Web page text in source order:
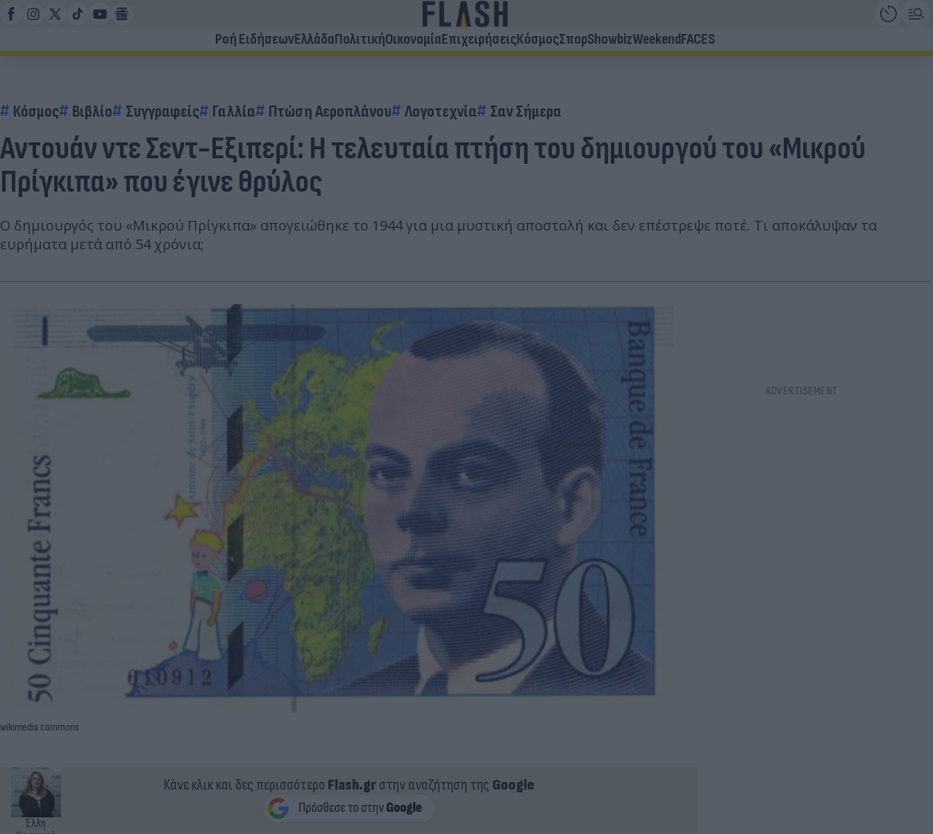
Ροή ΕιδήσεωνΕλλάδαΠολιτικήΟικονομίαΕπιχειρήσειςΚόσμοςΣπορShowbizWeekendFACES
Κόσμος Βιβλίο Συγγραφείς Γαλλία Πτώση Αεροπλάνου Λογοτεχνία Σαν Σήμερα
Αντουάν ντε Σεντ-Εξιπερί: Η τελευταία πτήση του δημιουργού του «Μικρού
Πρίγκιπα» που έγινε θρύλος
Ο δημιουργός του «Μικρού Πρίγκιπα» απογειώθηκε το 1944 για μια μυστική αποστολή και δεν επέστρεψε ποτέ. Τι αποκάλυψαν τα
ευρήματα μετά από 54 χρόνια;
wikimedia commons
Έλλη
Κάνε κλικ και δες περισσότερο Flash.grστην αναζήτηση της Google